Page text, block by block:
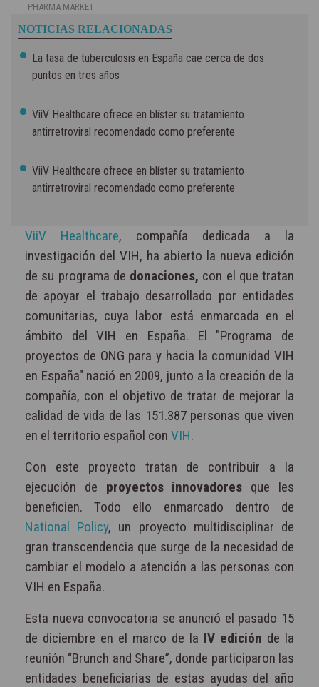
PHARMA MARKET
NOTICIAS RELACIONADAS
La tasa de tuberculosis en España cae cerca de dos
puntos en tres años
ViiV Healthcare ofrece en blíster su tratamiento
antirretroviral recomendado como preferente
ViiV Healthcare ofrece en blíster su tratamiento
antirretroviral recomendado como preferente
ViiV Healthcare, compañía dedicada a la
investigación del VIH, ha abierto la nueva edición
de su programa de donaciones, con el que tratan
de apoyar el trabajo desarrollado por entidades
comunitarias, cuya labor está enmarcada en el
ámbito del VIH en España. El "Programa de
proyectos de ONG para y hacia la comunidad VIH
en España" nació en 2009, junto a la creación de la
compañía, con el objetivo de tratar de mejorar la
calidad de vida de las 151.387 personas que viven
en el territorio español con VIH.
Con este proyecto tratan de contribuir a la
ejecución de proyectos innovadores que les
beneficien. Todo ello enmarcado dentro de
National Policy, un proyecto multidisciplinar de
gran transcendencia que surge de la necesidad de
cambiar el modelo a atención a las personas con
VIH en España.
Esta nueva convocatoria se anunció el pasado 15
de diciembre en el marco de la IV edición de la
reunión “Brunch and Share”, donde participaron las
entidades beneficiarias de estas ayudas del año